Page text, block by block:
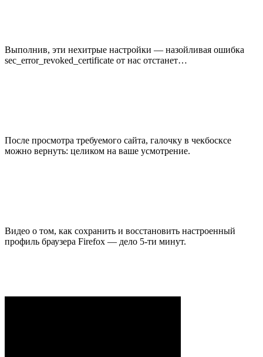
Выполнив, эти нехитрые настройки — назойливая ошибка
sec_error_revoked_certificate от нас отстанет…
После просмотра требуемого сайта, галочку в чекбосксе
можно вернуть: целиком на ваше усмотрение.
Видео о том, как сохранить и восстановить настроенный
профиль браузера Firefox — дело 5-ти минут.